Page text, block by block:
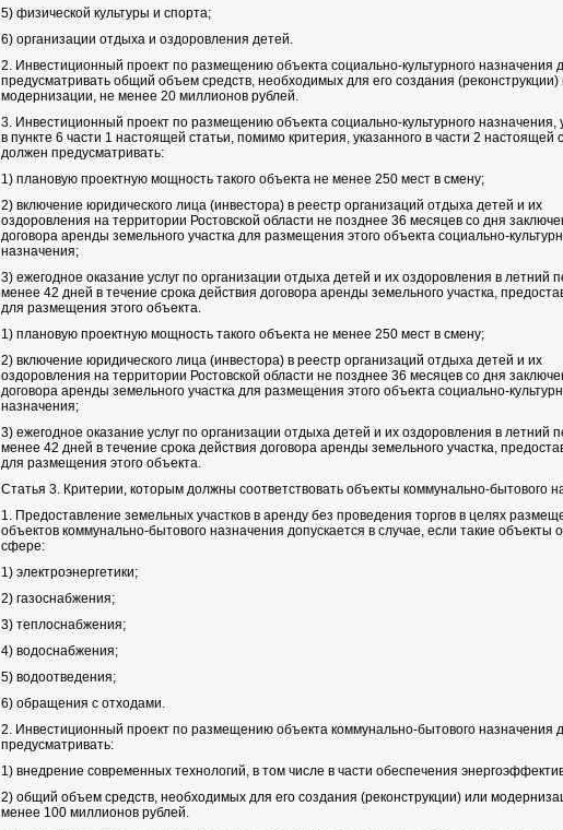
5) физической культуры и спорта;
6) организации отдыха и оздоровления детей.
2. Инвестиционный проект по размещению объекта социально-культурного назначения
предусматривать общий объем средств, необходимых для его создания (реконструкции)
модернизации, не менее 20 миллионов рублей.
3. Инвестиционный проект по размещению объекта социально-культурного назначения,
в пункте 6 части 1 настоящей статьи, помимо критерия, указанного в части 2 настоящей
должен предусматривать:
1) плановую проектную мощность такого объекта не менее 250 мест в смену;
2) включение юридического лица (инвестора) в реестр организаций отдыха детей и их
оздоровления на территории Ростовской области не позднее 36 месяцев со дня
договора аренды земельного участка для размещения этого объекта социально-
назначения;
3) ежегодное оказание услуг по организации отдыха детей и их оздоровления в летний
менее 42 дней в течение срока действия договора аренды земельного участка,
для размещения этого объекта.
1) плановую проектную мощность такого объекта не менее 250 мест в смену;
2) включение юридического лица (инвестора) в реестр организаций отдыха детей и их
оздоровления на территории Ростовской области не позднее 36 месяцев со дня
договора аренды земельного участка для размещения этого объекта социально-
назначения;
3) ежегодное оказание услуг по организации отдыха детей и их оздоровления в летний
менее 42 дней в течение срока действия договора аренды земельного участка,
для размещения этого объекта.
Статья 3. Критерии, которым должны соответствовать объекты коммунально-бытового
1. Предоставление земельных участков в аренду без проведения торгов в целях
объектов коммунально-бытового назначения допускается в случае, если такие объекты
сфере:
1) электроэнергетики;
2) газоснабжения;
3) теплоснабжения;
4) водоснабжения;
5) водоотведения;
6) обращения с отходами.
2. Инвестиционный проект по размещению объекта коммунально-бытового назначения
предусматривать:
1) внедрение современных технологий, в том числе в части обеспечения
2) общий объем средств, необходимых для его создания (реконструкции) или
менее 100 миллионов рублей.